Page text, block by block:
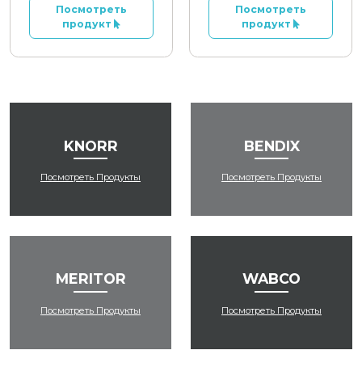
Посмотреть
продукт
Посмотреть
продукт
KNORR
Посмотреть Продукты
BENDIX
Посмотреть Продукты
MERITOR
Посмотреть Продукты
WABCO
Посмотреть Продукты